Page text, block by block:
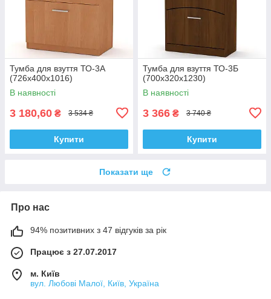
Тумба для взуття ТО-3А
(726х400х1016)
В наявності
3 180,60 ₴ 3 534 ₴
Купити
Тумба для взуття ТО-3Б
(700х320х1230)
В наявності
3 366 ₴ 3 740 ₴
Купити
Показати ще
Про нас
94% позитивних з 47 відгуків за рік
Працює з 27.07.2017
м. Київ
вул. Любові Малої, Київ, Україна